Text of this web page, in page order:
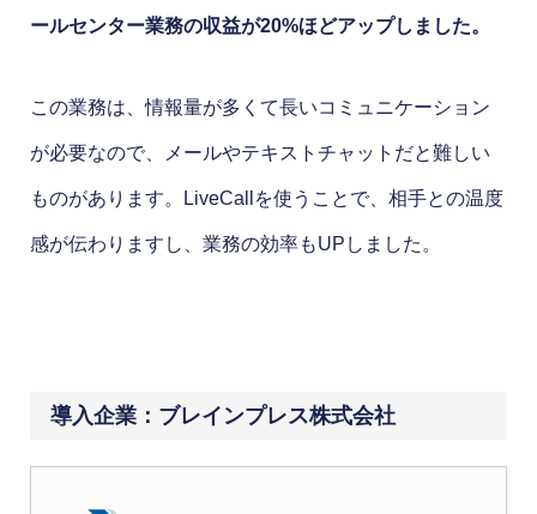
ールセンター業務の収益が20%ほどアップしました。
この業務は、情報量が多くて長いコミュニケーション
が必要なので、メールやテキストチャットだと難しい
ものがあります。LiveCallを使うことで、相手との温度
感が伝わりますし、業務の効率もUPしました。
導入企業：ブレインプレス株式会社